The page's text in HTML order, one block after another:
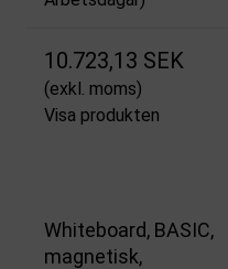
10.723,13 SEK
(exkl. moms)
Visa produkten
Whiteboard, BASIC,
magnetisk,